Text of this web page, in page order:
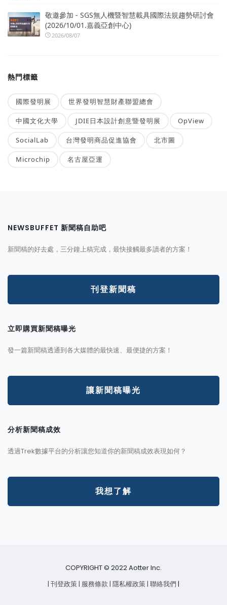
敬邀參加 - SGS無人機暨智慧載具國際法規趨勢研討會
(2026/10/01.嘉義亞創中心)
2026/08/07
熱門標籤
國際發明展 世界發明智慧財產聯盟總會
中國文化大學 JDIE日本設計創意暨發明展 OpView
SocialLab 台灣發明商品促進協會 北市圖
Microchip 名古屋亞運
NEWSBUFFET 新聞稿自助吧
新聞稿的好去處，三分鐘上稿完成，最快接觸最多讀者的方案！
刊登新聞稿
立即購買新聞稿曝光
發一篇新聞稿透通到各大媒體的最快速、最便捷的方案！
讓新聞稿曝光
分析新聞稿成效
透過Trek數據平台的分析讓您知道你的新聞稿成效表現如何？
我想了解
COPYRIGHT © 2022 Aotter Inc.
| 刊登政策 | 服務條款 | 隱私權政策 | 聯絡我們 |